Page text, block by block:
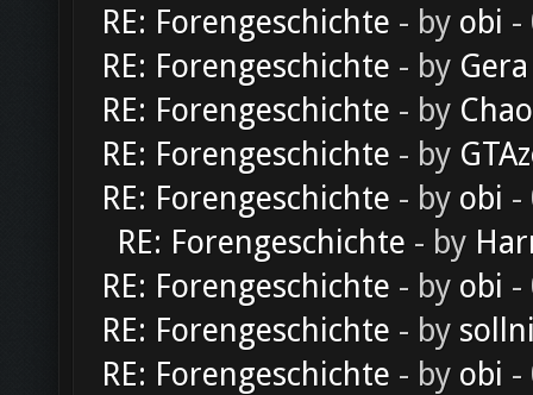
RE: Forengeschichte - by obi -
RE: Forengeschichte - by Gera
RE: Forengeschichte - by
RE: Forengeschichte - by
RE: Forengeschichte - by obi -
RE: Forengeschichte - by
RE: Forengeschichte - by obi -
RE: Forengeschichte - by
RE: Forengeschichte - by obi -